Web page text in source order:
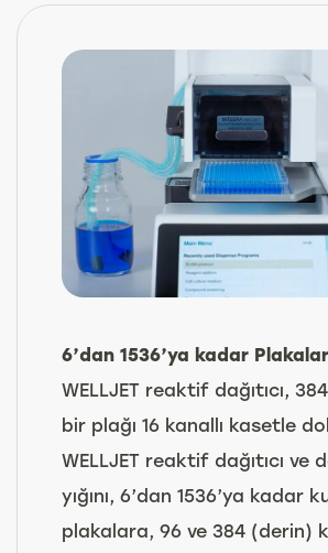
6’dan 1536’ya kadar Plakalar
WELLJET reaktif dağıtıcı,
bir plağı 16 kanallı kasetle
WELLJET reaktif dağıtıcı ve
yığını, 6’dan 1536’ya kadar
plakalara, 96 ve 384 (derin)